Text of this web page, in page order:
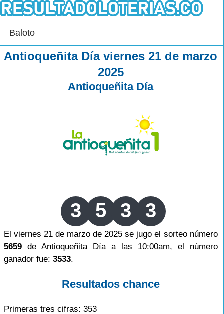
Baloto
Antioqueñita Día viernes 21 de marzo
2025
Antioqueñita Día
3 5 3 3
El viernes 21 de marzo de 2025 se jugo el sorteo número
5659 de Antioqueñita Día a las 10:00am, el número
ganador fue: 3533.
Resultados chance
Primeras tres cifras: 353